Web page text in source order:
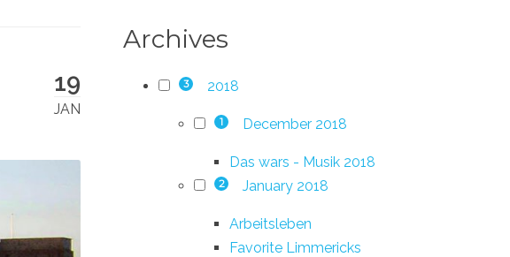
19
JAN
Archives
3 2018
1 December 2018
Das wars - Musik 2018
2 January 2018
Arbeitsleben
Favorite Limmericks